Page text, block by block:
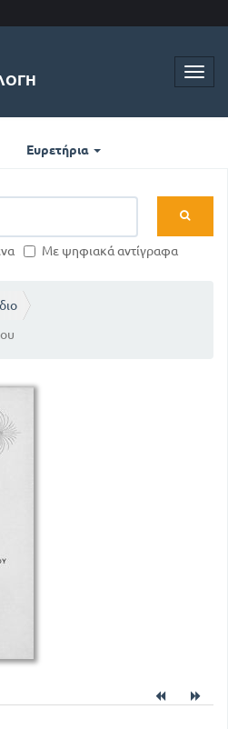
Ευρετήρια
Με ψηφιακά αντίγραφα